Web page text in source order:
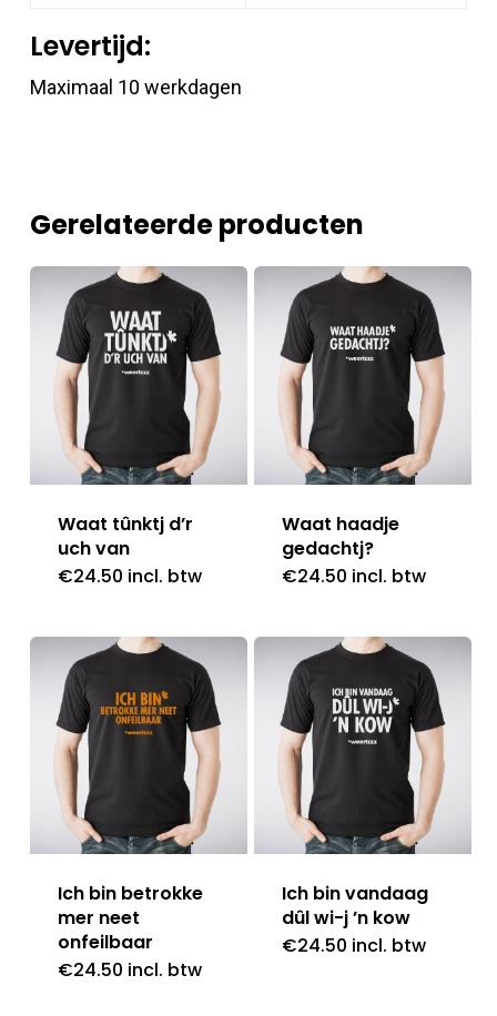
Levertijd:
Maximaal 10 werkdagen
Gerelateerde producten
Waat tûnktj d’r
uch van
€24.50 incl. btw
Waat haadje
gedachtj?
€24.50 incl. btw
Ich bin betrokke
mer neet
onfeilbaar
€24.50 incl. btw
Ich bin vandaag
dûl wi-j ’n kow
€24.50 incl. btw